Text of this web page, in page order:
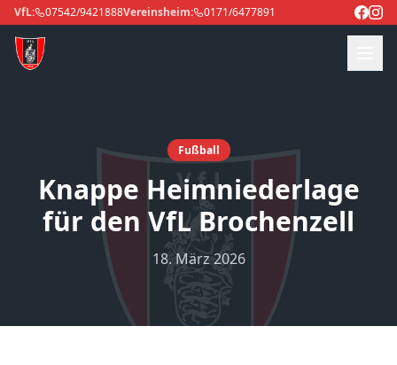
VfL: 07542/9421888Vereinsheim: 0171/6477891
Fußball
Knappe Heimniederlage
für den VfL Brochenzell
18. März 2026